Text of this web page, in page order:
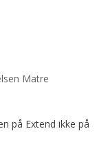
Matre
på Extend ikke på